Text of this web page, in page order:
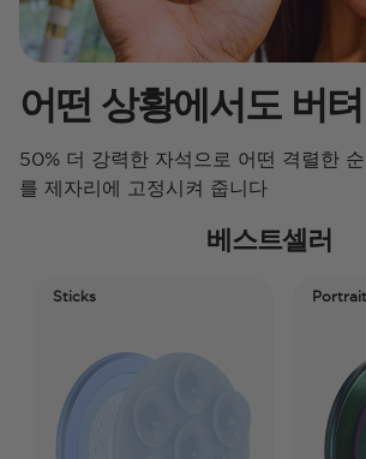
어떤 상황에서도 버
50% 더 강력한 자석으로 어떤 격렬한
를 제자리에 고정시켜 줍니다
베스트셀러
Sticks Portrait